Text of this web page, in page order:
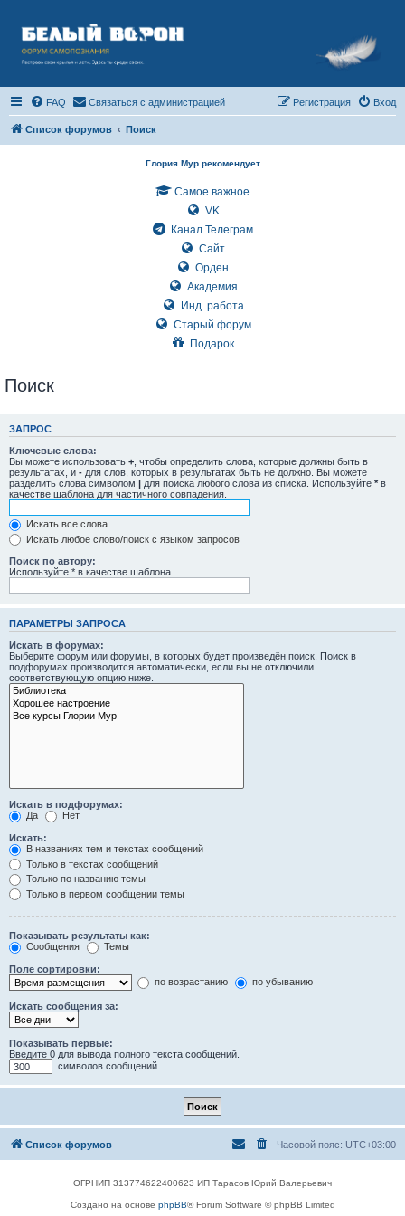
FAQ Связаться с администрацией Вход
Регистрация
Список форумов Поиск
Глория Мур рекомендует
Самое важное
VK
Канал Телеграм
Сайт
Орден
Академия
Инд. работа
Старый форум
Подарок
Поиск
ЗАПРОС
Ключевые слова:
Вы можете использовать + , чтобы определить слова, которые должны быть в
результатах, и - для слов, которых в результатах быть не должно. Вы можете
разделить слова символом | для поиска любого слова из списка. Используйте * в
качестве шаблона для частичного совпадения.
Искать все слова
Искать любое слово/поиск с языком запросов
Поиск по автору:
Используйте * в качестве шаблона.
ПАРАМЕТРЫ ЗАПРОСА
Искать в форумах:
Выберите форум или форумы, в которых будет произведён поиск. Поиск в
подфорумах производится автоматически, если вы не отключили
соответствующую опцию ниже.
Искать в подфорумах:
Да
Нет
Искать:
В названиях тем и текстах сообщений
Только в текстах сообщений
Только по названию темы
Только в первом сообщении темы
Показывать результаты как:
Сообщения
Темы
Поле сортировки:
по возрастанию
по убыванию
Искать сообщения за:
Показывать первые:
Введите 0 для вывода полного текста сообщений.
символов сообщений
Список форумов Часовой пояс: UTC+03:00
ОГРНИП 313774622400623 ИП Тарасов Юрий Валерьевич
Создано на основе phpBB® Forum Software © phpBB Limited